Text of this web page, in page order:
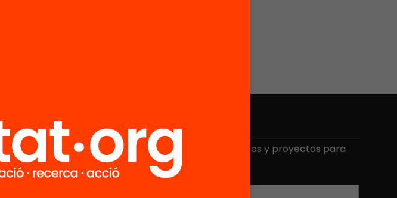
Elige equidad
Recibe contenidos, iniciativas y proyectos para
implicarte.
Correo electrónico